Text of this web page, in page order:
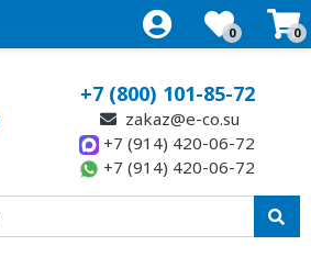
0 0
+7 (800) 101-85-72
zakaz@e-co.su
+7 (914) 420-06-72
+7 (914) 420-06-72